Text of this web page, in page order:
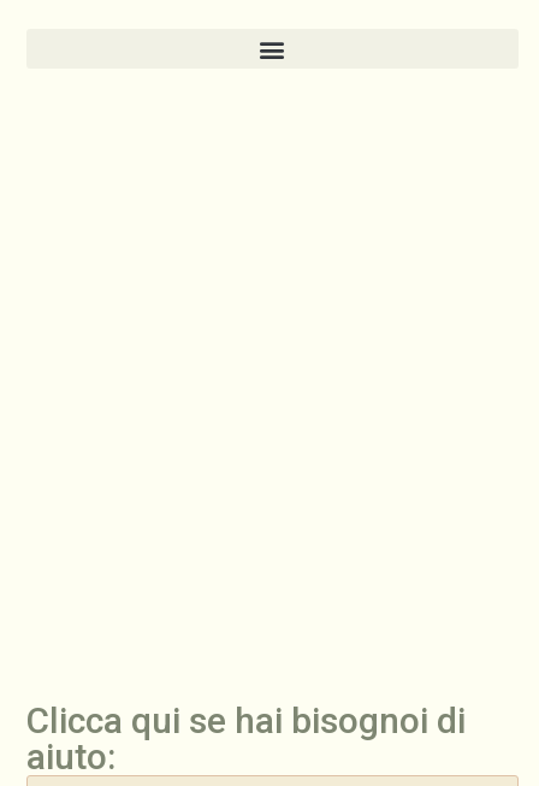
Clicca qui se hai bisognoi di
aiuto: